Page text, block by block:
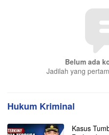
Belum ada
Jadilah yang
Hukum Kriminal
Kasus